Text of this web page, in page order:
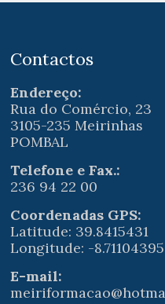
Contactos
Endereço:
Rua do Comércio, 23
3105-235 Meirinhas
POMBAL
Telefone e Fax.:
236 94 22 00
Coordenadas GPS:
Latitude: 39.8415431
Longitude: -8.71104395
E-mail: